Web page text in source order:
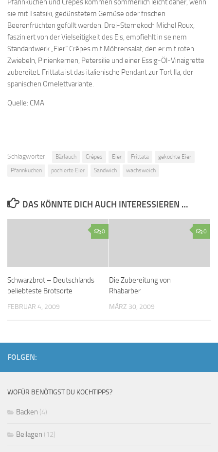
Pfannkuchen und Crêpes kommen sommerlich leicht daher, wenn
sie mit Tsatsiki, gedünstetem Gemüse oder frischen
Beerenfrüchten gefüllt werden. Drei-Sternekoch Michel Roux,
fasziniert von der Vielseitigkeit des Eis, empfiehlt in seinem
Standardwerk „Eier“ Crêpes mit Möhrensalat, den er mit roten
Zwiebeln, Pinienkernen, Petersilie und einer Essig-Öl-Vinaigrette
zubereitet. Frittata ist das italienische Pendant zur Tortilla, der
spanischen Omelettvariante.
Quelle: CMA
Schlagwörter: Bärlauch Crêpes Eier Frittata
gekochte Eier
Pfannkuchen
pochierte Eier Sandwich wachsweich
DAS KÖNNTE DICH AUCH INTERESSIEREN …
0
Schwarzbrot – Deutschlands
beliebteste Brotsorte
FEBRUAR 4, 2009
0
Die Zubereitung von
Rhabarber
MÄRZ 30, 2009
FOLGEN:
WOFÜR BENÖTIGST DU KOCHTIPPS?
Backen (4)
Beilagen (12)